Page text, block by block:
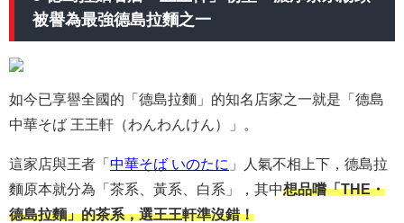
被譽為最強德島拉麵之一
如今已享譽全國的「德島拉麵」的知名店家之一就是「德島
中華そば 王王軒（わんわんけん）」。
這家店與王者「 中華そば いのたに 」人氣不相上下，德島拉
麵原本就分為「茶系、黃系、白系」，其中想品嚐「THE・
德島拉麵」的茶系，選王王軒準沒錯！